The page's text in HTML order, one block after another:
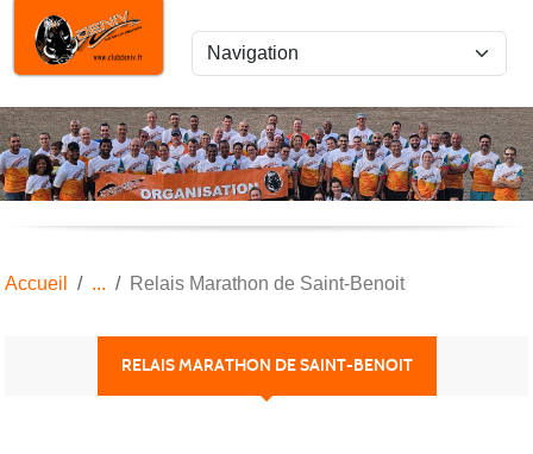
Accueil Relais Marathon de Saint-Benoit
RELAIS MARATHON DE SAINT-BENOIT
Panneau de gestion des cookies